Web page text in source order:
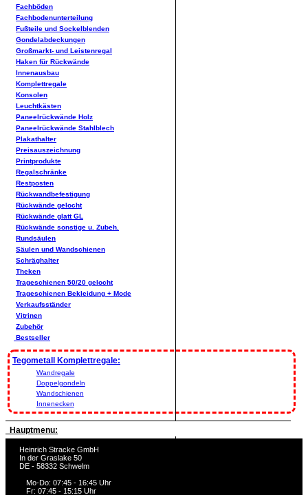
Fachböden
Fachbodenunterteilung
Fußteile und Sockelblenden
Gondelabdeckungen
Großmarkt- und Leistenregal
Haken für Rückwände
Innenausbau
Komplettregale
Konsolen
Leuchtkästen
Paneelrückwände Holz
Paneelrückwände Stahlblech
Plakathalter
Preisauszeichnung
Printprodukte
Regalschränke
Restposten
Rückwandbefestigung
Rückwände gelocht
Rückwände glatt GL
Rückwände sonstige u. Zubeh.
Rundsäulen
Säulen und Wandschienen
Schräghalter
Theken
Trageschienen 50/20 gelocht
Trageschienen Bekleidung + Mode
Verkaufsständer
Vitrinen
Zubehör
Bestseller
Tegometall Komplettregale:
Wandregale
Doppelgondeln
Wandschienen
Innenecken
Hauptmenu:
Heinrich Stracke GmbH
In der Graslake 50
DE - 58332 Schwelm
Mo-Do: 07:45 - 16:45 Uhr
Fr: 07:45 - 15:15 Uhr